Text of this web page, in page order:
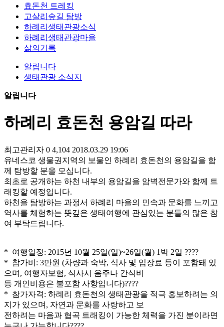
효돈천 트레킹
고살리숲길 탐방
하례리생태관광소식
하례리생태관광마을
삶의기록
알립니다
생태관광 소식지
알립니다
하례리 효돈천 용암길 따라
최고관리자 0 4,104 2018.03.29 19:06
유네스코 생물권지역의 보물인 하례리 효돈천의 용암길을 함
께 탐방할 분을 모십니다.
최초로 공개하는 하천 내부의 용암길을 암벽전문가와 함께 트
래킹할 예정입니다.
하천을 탐방하는 과정서 하례리 마을의 민속과 문화를 느끼고
역사를 체험하는 뜻깊은 생태여행에 관심있는 분들의 많은 참
여 부탁드립니다.
* 여행일정: 2015년 10월 25일(일)~26일(월) 1박 2일 ????
* 참가비: 3만원 (차량과 숙박, 식사 및 입장료 등이 포함돼 있
으며, 여행자보험, 식사시 음주나 간식비
등 개인비용은 불포함 사항입니다)????
* 참가자격: 하례리 효돈천의 생태관광을 적극 홍보하려는 의
지가 있으며, 자연과 문화를 사랑하고 보
전하려는 마음과 협곡 트래킹이 가능한 체력을 가진 분이라면